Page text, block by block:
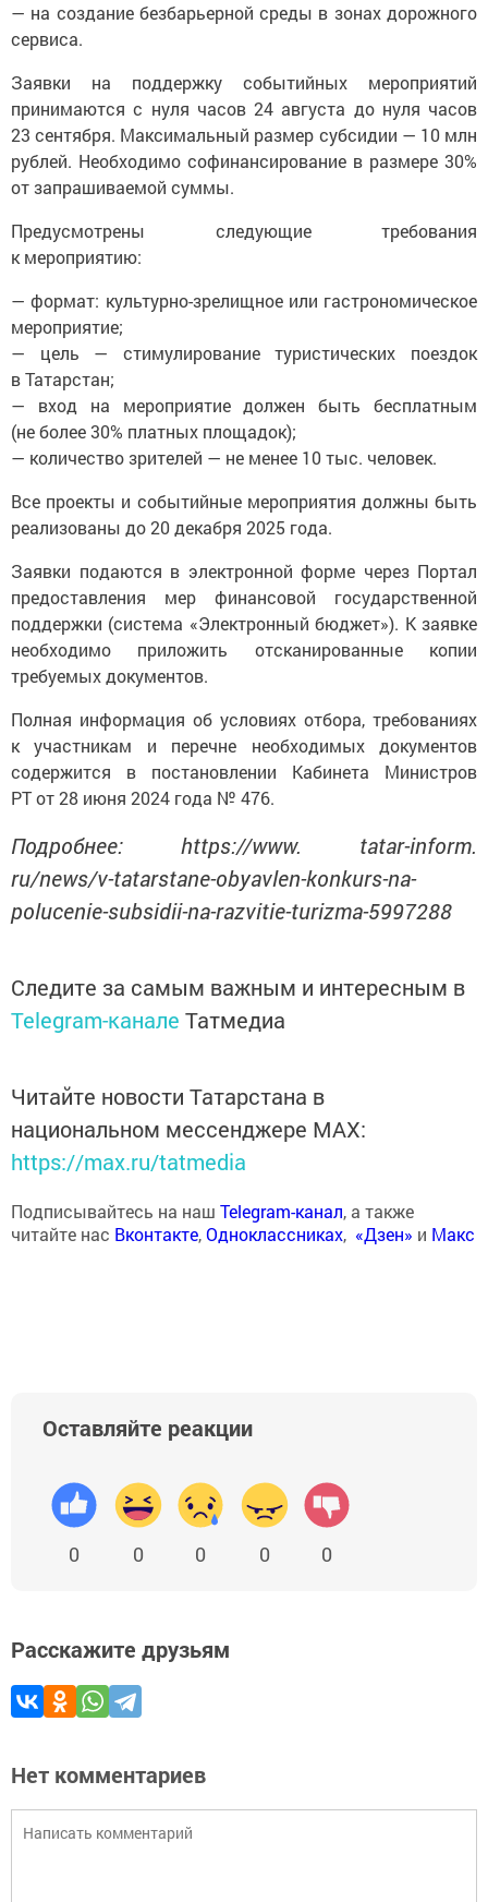
— на создание безбарьерной среды в зонах дорожного
сервиса.
Заявки на поддержку событийных мероприятий
принимаются с нуля часов 24 августа до нуля часов
23 сентября. Максимальный размер субсидии — 10 млн
рублей. Необходимо софинансирование в размере 30%
от запрашиваемой суммы.
Предусмотрены следующие требования
к мероприятию:
— формат: культурно-зрелищное или гастрономическое
мероприятие;
— цель — стимулирование туристических поездок
в Татарстан;
— вход на мероприятие должен быть бесплатным
(не более 30% платных площадок);
— количество зрителей — не менее 10 тыс. человек.
Все проекты и событийные мероприятия должны быть
реализованы до 20 декабря 2025 года.
Заявки подаются в электронной форме через Портал
предоставления мер финансовой государственной
поддержки (система «Электронный бюджет»). К заявке
необходимо приложить отсканированные копии
требуемых документов.
Полная информация об условиях отбора, требованиях
к участникам и перечне необходимых документов
содержится в постановлении Кабинета Министров
РТ от 28 июня 2024 года № 476.
Подробнее: https://www. tatar-inform.
ru/news/v-tatarstane-obyavlen-konkurs-na-
polucenie-subsidii-na-razvitie-turizma-5997288
Следите за самым важным и интересным в
Telegram-канале Татмедиа
Читайте новости Татарстана в
национальном мессенджере MАХ:
https://max.ru/tatmedia
Подписывайтесь на наш Telegram-канал, а также
читайте нас Вконтакте,Одноклассниках, «Дзен» и Макс
Оставляйте реакции
0 0 0 0 0
Расскажите друзьям
Нет комментариев